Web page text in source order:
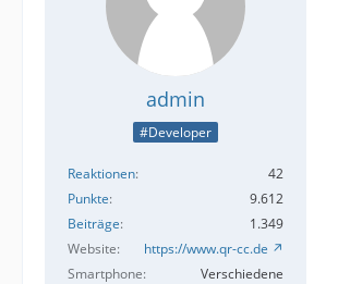
admin
#Developer
Reaktionen
42
Punkte
9.612
Beiträge
1.349
Website
https://www.qr-cc.de
Smartphone
Verschiedene